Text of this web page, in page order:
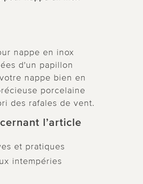
nappe en inox
d'un papillon
nappe bien en
porcelaine
des rafales de vent.
l’article
et pratiques
intempéries